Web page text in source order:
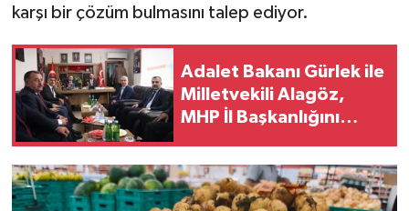
karşı bir çözüm bulmasını talep ediyor.
Adalet Bakanı Gürlek ile
Milletvekili Alagöz,
MHP İl Başkanlığını